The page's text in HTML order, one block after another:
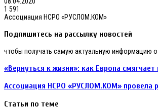
1 591
Ассоциация НСРО «РУСЛОМ.КОМ»
Подпишитесь на рассылку новостей
чтобы получать самую актуальную информацию о
«Вернуться к жизни»: как Европа смягчает
Ассоциация НСРО «РУСЛОМ.КОМ» провела
Статьи по теме